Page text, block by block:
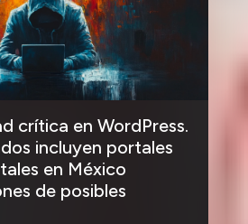
crítica en WordPress.
incluyen portales
en México
de posibles